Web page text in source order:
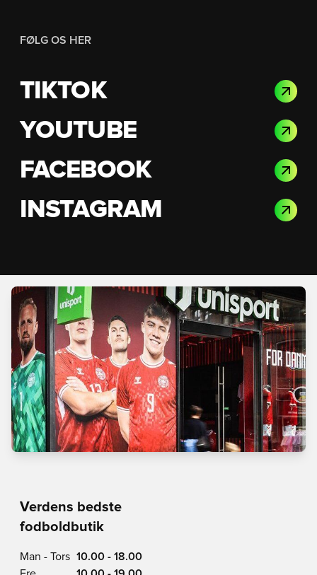
FØLG OS HER
TIKTOK
YOUTUBE
FACEBOOK
INSTAGRAM
Verdens bedste
fodboldbutik
Man - Tors 10.00 - 18.00